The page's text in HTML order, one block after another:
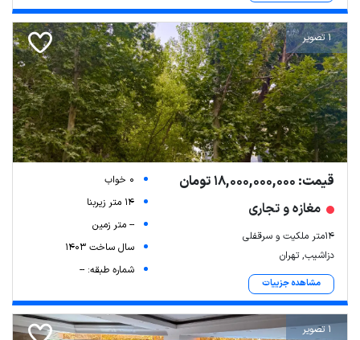
1 تصویر
قیمت: 18,000,000,000 تومان
مغازه و تجاری
۱۴متر ملکیت و سرقفلی
دزاشیب, تهران
مشاهده جزییات
0 خواب
14 متر زیربنا
-- متر زمین
سال ساخت 1403
شماره طبقه: --
1 تصویر